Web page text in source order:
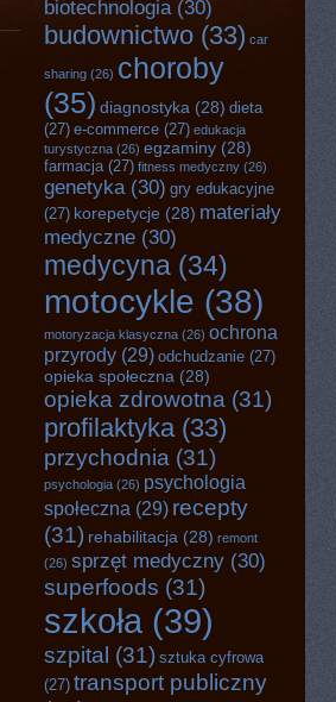
biotechnologia(30)
budownictwo (33) car
sharing (26) choroby
(35) diagnostyka (28) dieta
(27) e-commerce (27) edukacja
turystyczna (26) egzaminy (28)
farmacja(27) fitness medyczny (26)
genetyka(30) gry edukacyjne
(27) korepetycje (28) materiały
medyczne (30)
medycyna (34)
motocykle (38)
motoryzacja klasyczna (26) ochrona
przyrody (29) odchudzanie (27)
opieka społeczna (28)
opieka zdrowotna (31)
profilaktyka(33)
przychodnia (31)
psychologia (26) psychologia
społeczna (29) recepty
(31) rehabilitacja (28) remont
(26) sprzęt medyczny (30)
superfoods (31)
szkoła (39)
szpital (31) sztuka cyfrowa
(27) transport publiczny